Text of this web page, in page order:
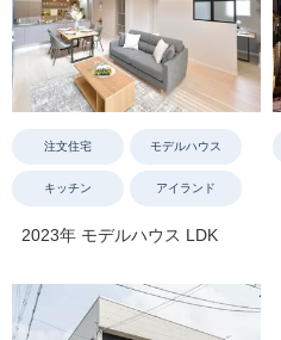
注文住宅 モデルハウス
キッチン アイランド
2023年 モデルハウス LDK